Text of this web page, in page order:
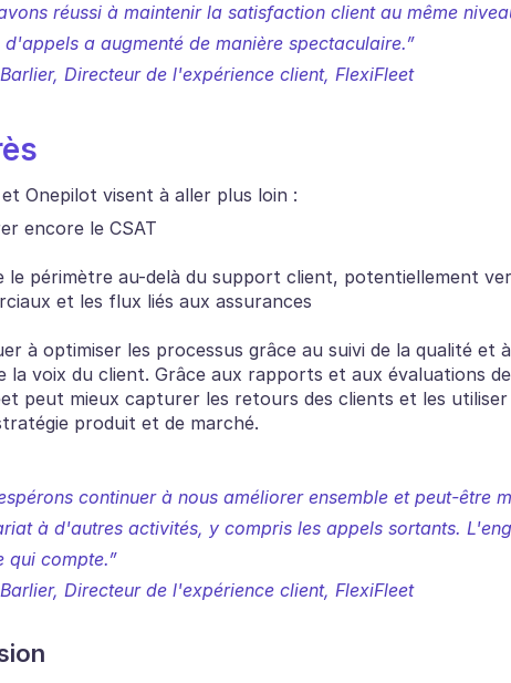
réussi à maintenir la satisfaction client au même
d'appels a augmenté de manière spectaculaire.”
Directeur de l'expérience client, FlexiFleet
Onepilot visent à aller plus loin :
encore le CSAT
le périmètre au-delà du support client, potentiellement
et les flux liés aux assurances
à optimiser les processus grâce au suivi de la qualité et
la voix du client. Grâce aux rapports et aux évaluations
peut mieux capturer les retours des clients et les
produit et de marché.
continuer à nous améliorer ensemble et peut-être
à d'autres activités, y compris les appels sortants.
qui compte.”
Directeur de l'expérience client, FlexiFleet